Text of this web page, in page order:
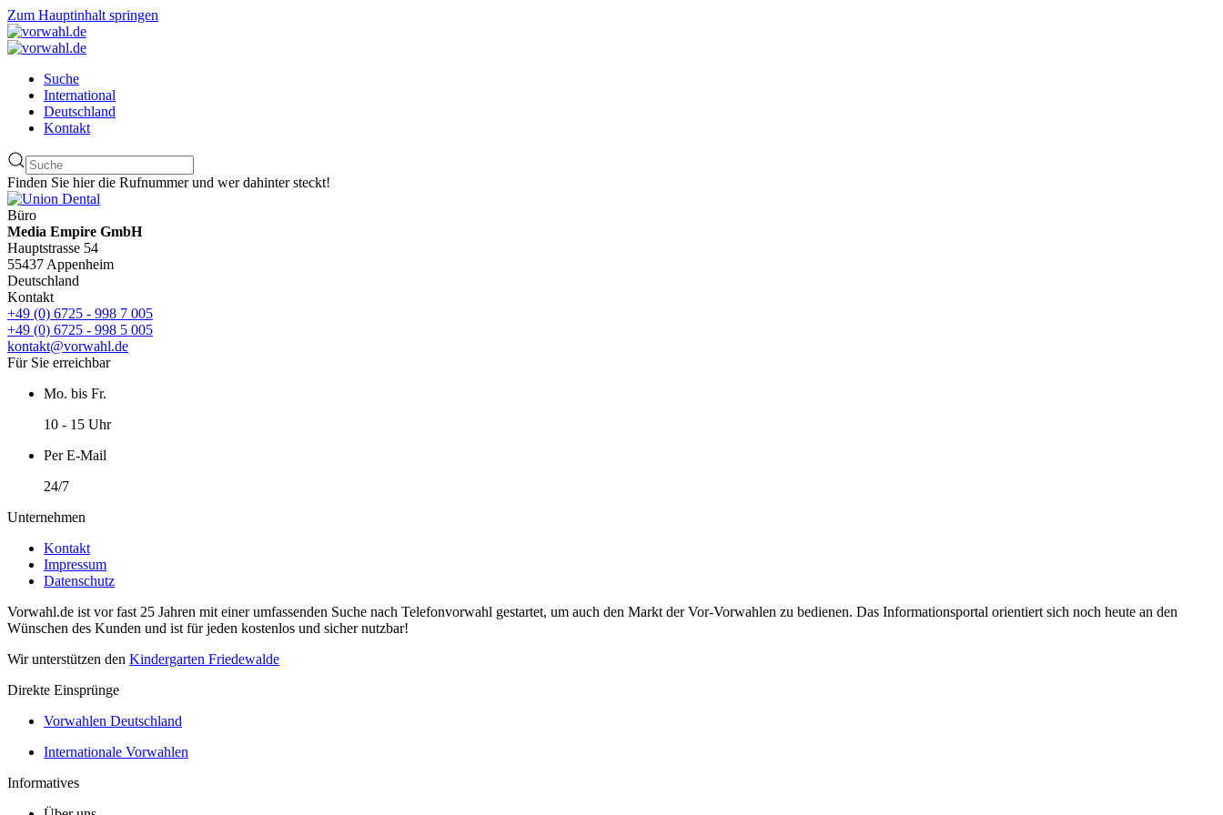
Zum Hauptinhalt springen
Suche
International
Deutschland
Kontakt
Finden Sie hier die Rufnummer und wer dahinter steckt!
Büro
Media Empire GmbH
Hauptstrasse 54
55437 Appenheim
Deutschland
Kontakt
+49 (0) 6725 - 998 7 005
+49 (0) 6725 - 998 5 005
kontakt@vorwahl.de
Für Sie erreichbar
Mo. bis Fr.
10 - 15 Uhr
Per E-Mail
24/7
Unternehmen
Kontakt
Impressum
Datenschutz
Vorwahl.de ist vor fast 25 Jahren mit einer umfassenden Suche nach Telefonvorwahl gestartet, um auch den Markt der Vor-Vorwahlen zu bedienen. Das Informationsportal orientiert sich noch heute an den
Wünschen des Kunden und ist für jeden kostenlos und sicher nutzbar!
Wir unterstützen den Kindergarten Friedewalde
Direkte Einsprünge
Vorwahlen Deutschland
Internationale Vorwahlen
Informatives